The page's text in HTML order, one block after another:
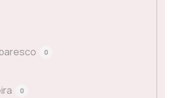
0
0